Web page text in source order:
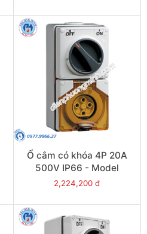
Ổ cắm có khóa 4P 20A
500V IP66 - Model
S56C420GY
2,224,200 đ